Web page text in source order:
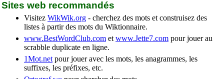
Sites web recommandés
Visitez WikWik.org - cherchez des mots et construisez des
listes à partir des mots du Wiktionnaire.
www.BestWordClub.com et www.Jette7.com pour jouer au
scrabble duplicate en ligne.
1Mot.net pour jouer avec les mots, les anagrammes, les
suffixes, les préfixes, etc.